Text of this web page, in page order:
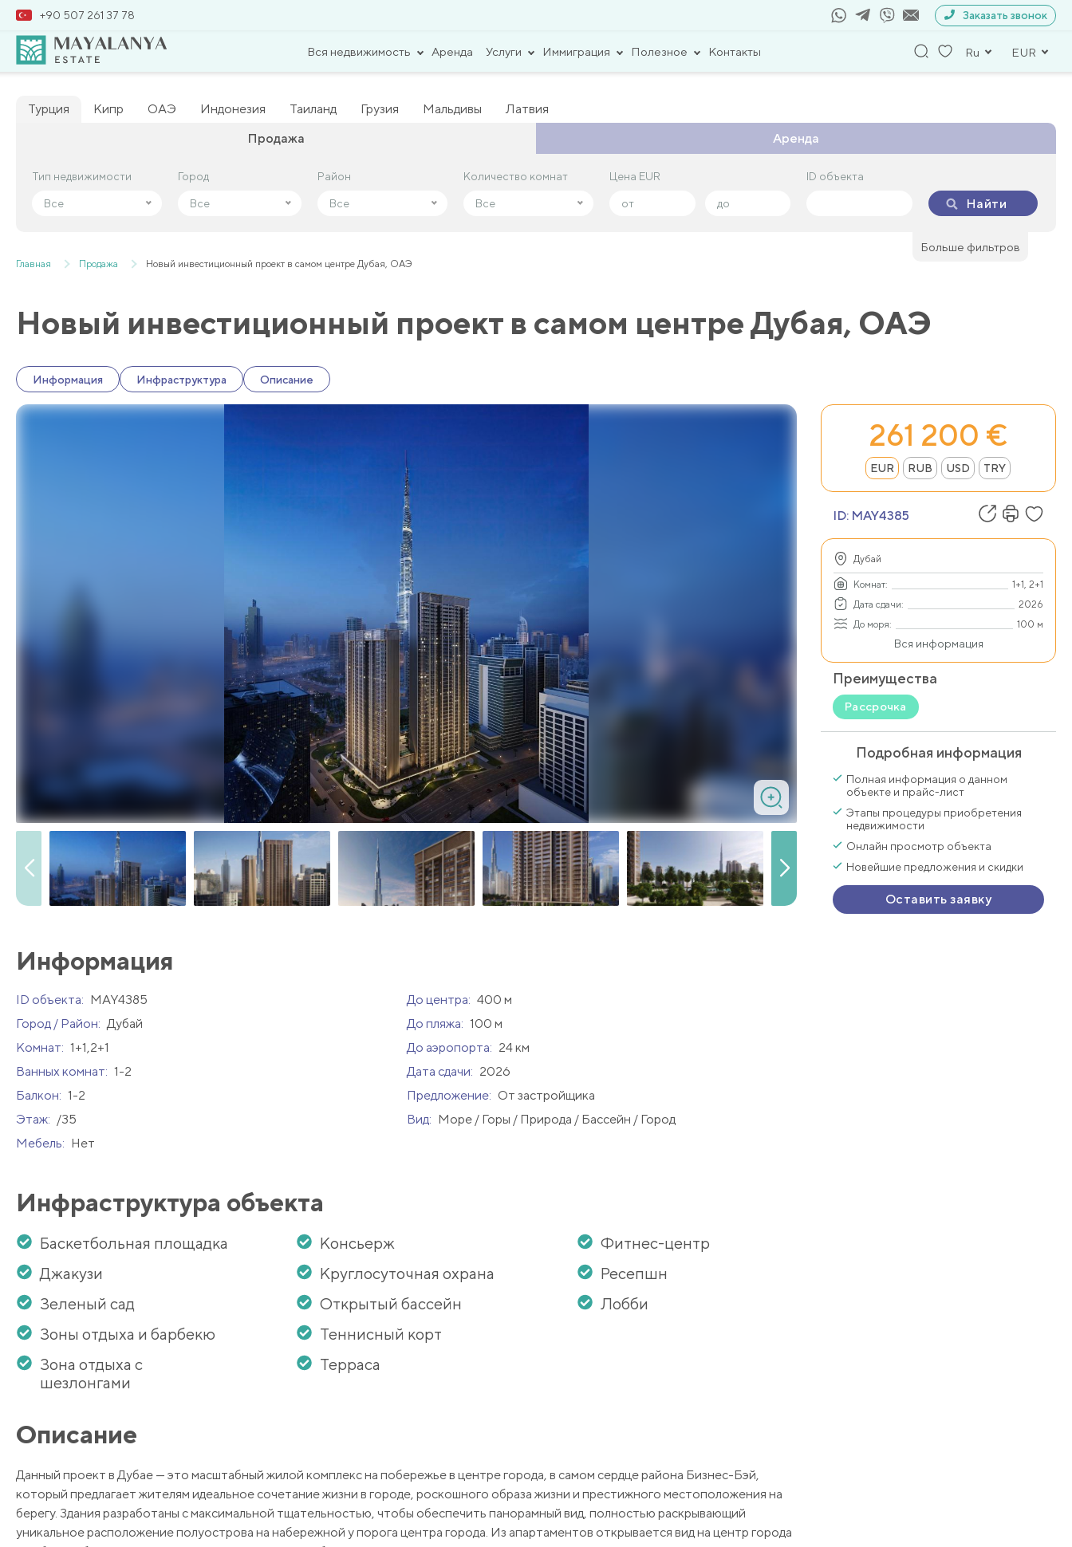
+90 507 261 37 78 Заказать звонок
Вся недвижимость Аренда Услуги Иммиграция Полезное Контакты Ru EUR
Турция Кипр ОАЭ Индонезия Таиланд Грузия Мальдивы
Латвия
Продажа
Аренда
Тип недвижимости
Все
Город
Все
Район
Все
Количество комнат
Все
Цена EUR ID объекта
Найти
Больше фильтров
Тип недвижимости
Все
Город
Все
Район
Все
Количество комнат
Все
Цена EUR ID объекта
Найти
Главная Продажа Новый инвестиционный проект в самом центре Дубая, ОАЭ
Новый инвестиционный проект в самом центре Дубая, ОАЭ
Информация Инфраструктура Описание
Информация
ID объекта: MAY4385 До центра: 400 м
Город / Район: Дубай До пляжа: 100 м
Комнат: 1+1,2+1 До аэропорта: 24 км
Ванных комнат: 1-2 Дата сдачи: 2026
Балкон: 1-2 Предложение: От застройщика
Этаж: /35 Вид: Море / Горы / Природа / Бассейн / Город
Мебель: Нет
Инфраструктура объекта
Баскетбольная площадка
Джакузи
Зеленый сад
Зоны отдыха и барбекю
Зона отдыха с
шезлонгами
Консьерж
Круглосуточная охрана
Открытый бассейн
Теннисный корт
Терраса
Фитнес-центр
Ресепшн
Лобби
Описание
Данный проект в Дубае — это масштабный жилой комплекс на побережье в центре города, в самом сердце района Бизнес-Бэй,
который предлагает жителям идеальное сочетание жизни в городе, роскошного образа жизни и престижного местоположения на
берегу. Здания разработаны с максимальной тщательностью, чтобы обеспечить панорамный вид, полностью раскрывающий
уникальное расположение полуострова на набережной у порога центра города. Из апартаментов открывается вид на центр города
261 200 €
EUR RUB USD TRY
ID: MAY4385
Дубай
Комнат:
1+1, 2+1
Дата сдачи:
2026
До моря:
100 м
Вся информация
Преимущества
Рассрочка
Подробная информация
Полная информация о данном
объекте и прайс-лист
Этапы процедуры приобретения
недвижимости
Онлайн просмотр объекта
Новейшие предложения и скидки
Оставить заявку